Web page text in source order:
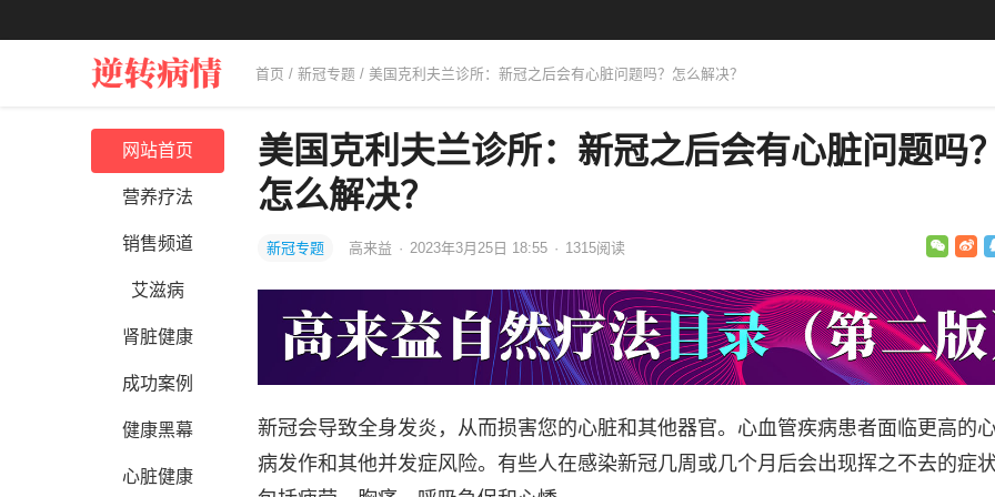
首页 /新冠专题 / 美国克利夫兰诊所：新冠之后会有心脏问题吗？怎么解决？
网站首页
营养疗法
销售频道
艾滋病
肾脏健康
成功案例
健康黑幕
心脏健康
美国克利夫兰诊所：新冠之后会有心脏问题吗
怎么解决？
新冠专题 高来益 · 2023年3月25日 18:55 · 1315阅读
新冠会导致全身发炎，从而损害您的心脏和其他器官。心血管疾病患者面临更高的
病发作和其他并发症风险。有些人在感染新冠几周或几个月后会出现挥之不去的症